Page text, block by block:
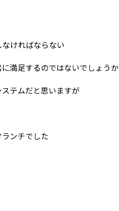
ければならない
満足するのではないでしょうか
テムだと思いますが
ンチでした